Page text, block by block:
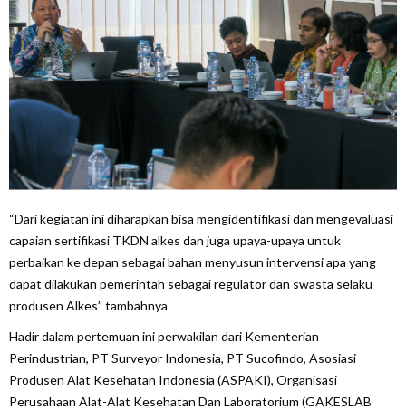
“Dari kegiatan ini diharapkan bisa mengidentifikasi dan mengevaluasi
capaian sertifikasi TKDN alkes dan juga upaya-upaya untuk
perbaikan ke depan sebagai bahan menyusun intervensi apa yang
dapat dilakukan pemerintah sebagai regulator dan swasta selaku
produsen Alkes” tambahnya
Hadir dalam pertemuan ini perwakilan dari Kementerian
Perindustrian, PT Surveyor Indonesia, PT Sucofindo, Asosiasi
Produsen Alat Kesehatan Indonesia (ASPAKI), Organisasi
Perusahaan Alat-Alat Kesehatan Dan Laboratorium (GAKESLAB